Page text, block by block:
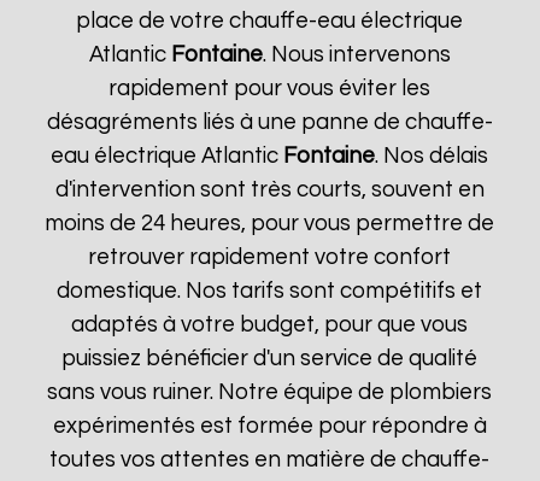
place de votre chauffe-eau électrique
Atlantic Fontaine. Nous intervenons
rapidement pour vous éviter les
désagréments liés à une panne de chauffe-
eau électrique Atlantic Fontaine. Nos délais
d'intervention sont très courts, souvent en
moins de 24 heures, pour vous permettre de
retrouver rapidement votre confort
domestique. Nos tarifs sont compétitifs et
adaptés à votre budget, pour que vous
puissiez bénéficier d'un service de qualité
sans vous ruiner. Notre équipe de plombiers
expérimentés est formée pour répondre à
toutes vos attentes en matière de chauffe-